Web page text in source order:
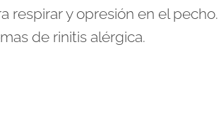
respirar y opresión en el
de rinitis alérgica.